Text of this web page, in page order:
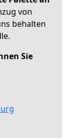
von
behalten
Sie